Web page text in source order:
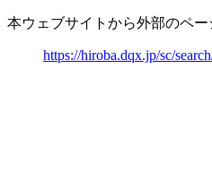
本ウェブサイトから外部のペー
https://hiroba.dqx.jp/sc/